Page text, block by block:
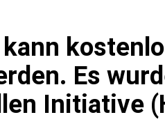
kann
Es
Initiative